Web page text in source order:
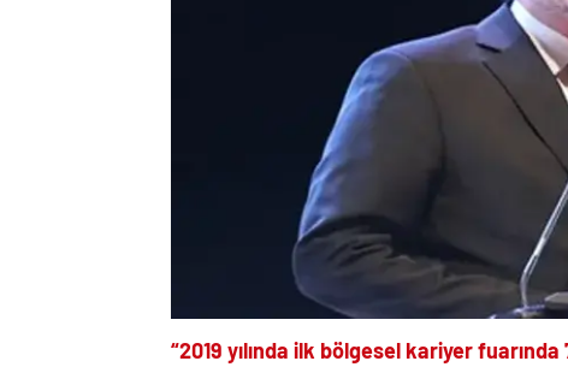
“2019 yılında ilk bölgesel kariyer